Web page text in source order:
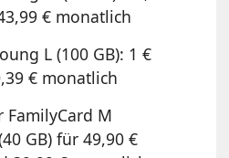
€ monatlich
L (100 GB): 1 €
€ monatlich
FamilyCard M
GB) für 49,90 €